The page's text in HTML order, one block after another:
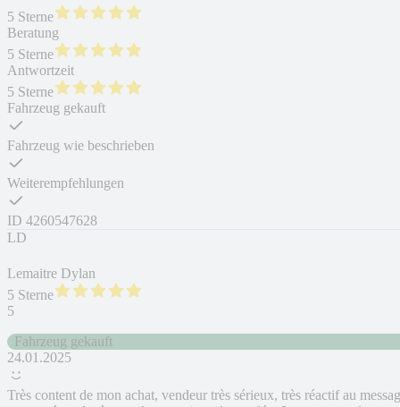
5 Sterne
Beratung
5 Sterne
Antwortzeit
5 Sterne
Fahrzeug gekauft
Fahrzeug wie beschrieben
Weiterempfehlungen
ID 4260547628
LD
Lemaitre Dylan
5 Sterne
5
Fahrzeug gekauft
24.01.2025
Très content de mon achat, vendeur très sérieux, très réactif au